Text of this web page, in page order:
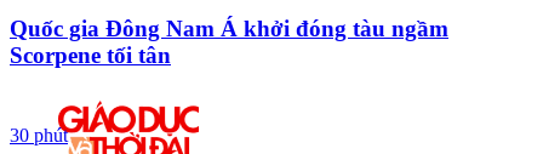
Quốc gia Đông Nam Á khởi đóng tàu ngầm
Scorpene tối tân
30 phút